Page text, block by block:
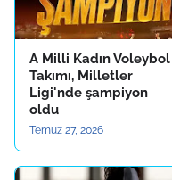
A Milli Kadın Voleybol
Takımı, Milletler
Ligi'nde şampiyon
oldu
Temuz 27, 2026